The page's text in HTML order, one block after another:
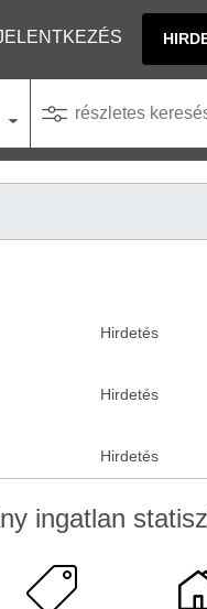
részletes
ingatlan